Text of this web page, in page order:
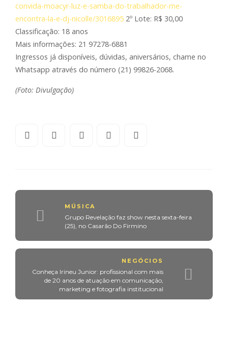
convida-moacyr-luz-e-samba-do-trabalhador-me-
encontra-la-e-dj-nicolle/3016895 2º Lote: R$ 30,00
Classificação: 18 anos
Mais informações: 21 97278-6881
Ingressos já disponíveis, dúvidas, aniversários, chame no
Whatsapp através do número (21) 99826-2068.
(Foto: Divulgação)
MÚSICA
Grupo Revelação faz show nesta sexta-feira
(25), no Casarão Do Firmino
NEGÓCIOS
Conheça Irineu Junior: profissional com mais
de 20 anos de atuação em comunicação,
marketing e fotografia institucional